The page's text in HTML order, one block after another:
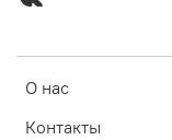
О нас
Контакты